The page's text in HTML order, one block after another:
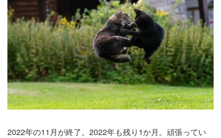
2022年の11月が終了。2022年も残り1か月。頑張ってい